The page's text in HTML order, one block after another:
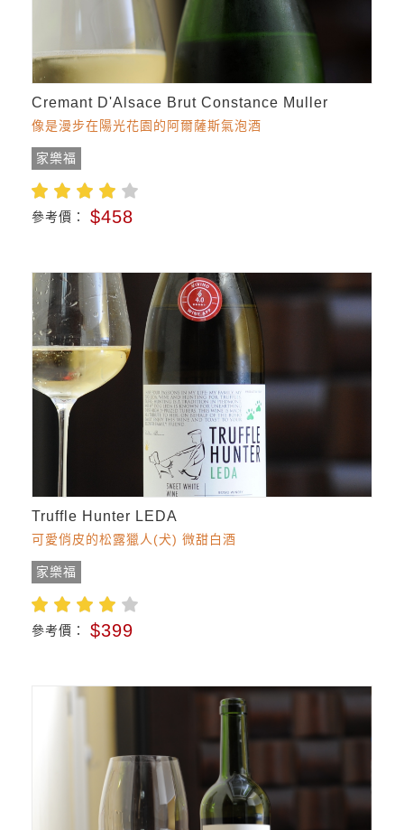
Cremant D'Alsace Brut Constance Muller
像是漫步在陽光花園的阿爾薩斯氣泡酒
家樂福
參考價： $458
Truffle Hunter LEDA
可愛俏皮的松露獵人(犬) 微甜白酒
家樂福
參考價： $399